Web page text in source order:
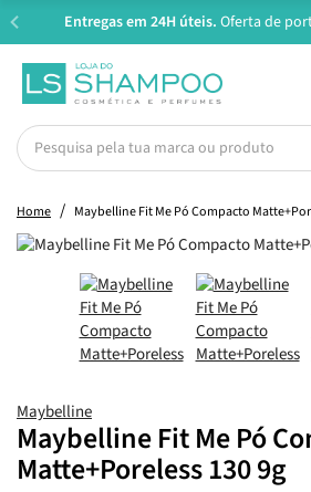
Entregas em 24H úteis. Oferta de
Home Maybelline Fit Me Pó Compacto
Maybelline
Maybelline Fit Me Pó
Matte+Poreless 130 9g